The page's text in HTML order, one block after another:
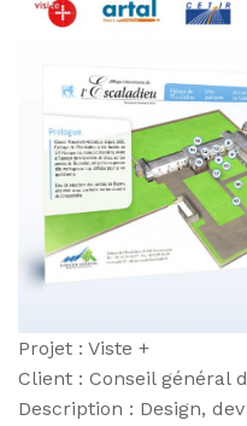
Projet : Viste +
Client : Conseil général
Description : Design,